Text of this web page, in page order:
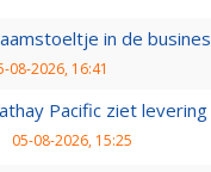
in de
08-2026, 16:41
Pacific ziet
05-08-2026, 15:25